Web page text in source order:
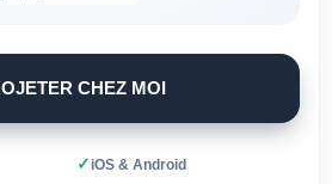
CHEZ MOI
✓iOS & Android